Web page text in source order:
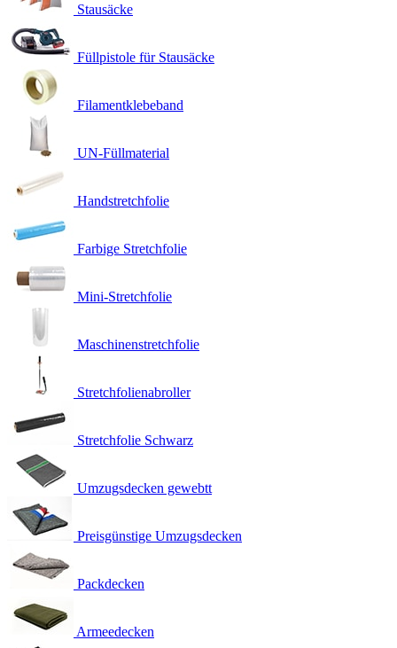
Stausäcke
Füllpistole für Stausäcke
Filamentklebeband
UN-Füllmaterial
Handstretchfolie
Farbige Stretchfolie
Mini-Stretchfolie
Maschinenstretchfolie
Stretchfolienabroller
Stretchfolie Schwarz
Umzugsdecken gewebtt
Preisgünstige Umzugsdecken
Packdecken
Armeedecken